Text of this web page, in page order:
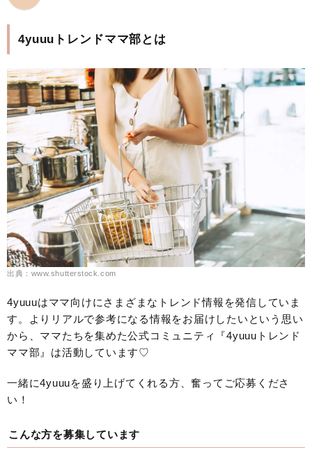
4yuuuトレンドママ部とは
出典：www.shutterstock.com
4yuuuはママ向けにさまざまなトレンド情報を発信していま
す。よりリアルで参考になる情報をお届けしたいという思い
から、ママたちを集めた公式コミュニティ『4yuuuトレンド
ママ部』は活動しています♡
一緒に4yuuuを盛り上げてくれる方、奮ってご応募くださ
い！
こんな方を募集しています